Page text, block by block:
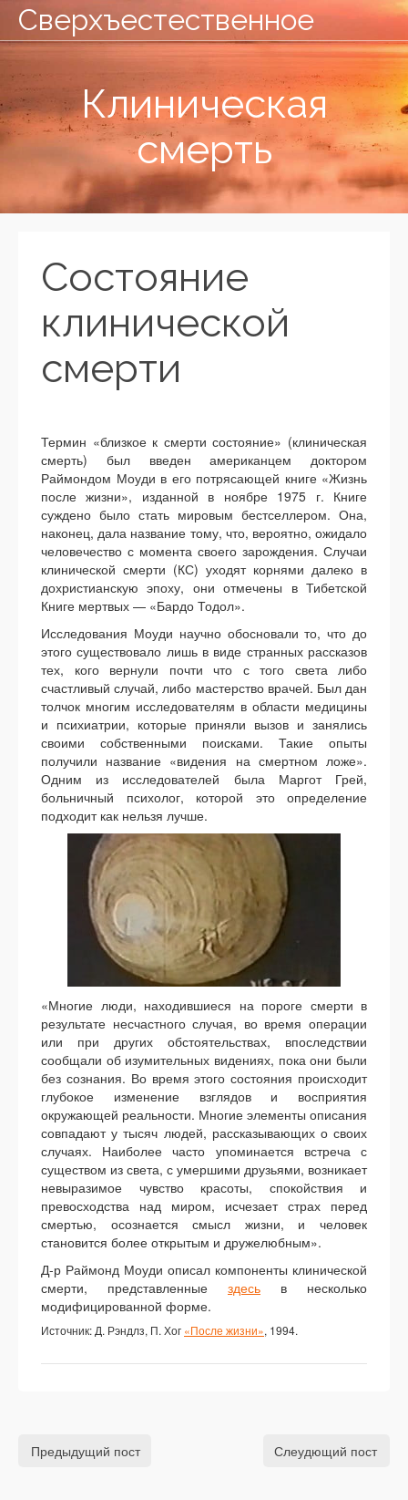
Сверхъестественное
Клиническая
смерть
Состояние
клинической
смерти
Термин «близкое к смерти состояние» (клиническая
смерть) был введен американцем доктором
Раймондом Моуди в его потрясающей книге «Жизнь
после жизни», изданной в ноябре 1975 г. Книге
суждено было стать мировым бестселлером. Она,
наконец, дала название тому, что, вероятно, ожидало
человечество с момента своего зарождения. Случаи
клинической смерти (КС) уходят корнями далеко в
дохристианскую эпоху, они отмечены в Тибетской
Книге мертвых — «Бардо Тодол».
Исследования Моуди научно обосновали то, что до
этого существовало лишь в виде странных рассказов
тех, кого вернули почти что с того света либо
счастливый случай, либо мастерство врачей. Был дан
толчок многим исследователям в области медицины
и психиатрии, которые приняли вызов и занялись
своими собственными поисками. Такие опыты
получили название «видения на смертном ложе».
Одним из исследователей была Маргот Грей,
больничный психолог, которой это определение
подходит как нельзя лучше.
«Многие люди, находившиеся на пороге смерти в
результате несчастного случая, во время операции
или при других обстоятельствах, впоследствии
сообщали об изумительных видениях, пока они были
без сознания. Во время этого состояния происходит
глубокое изменение взглядов и восприятия
окружающей реальности. Многие элементы описания
совпадают у тысяч людей, рассказывающих о своих
случаях. Наиболее часто упоминается встреча с
существом из света, с умершими друзьями, возникает
невыразимое чувство красоты, спокойствия и
превосходства над миром, исчезает страх перед
смертью, осознается смысл жизни, и человек
становится более открытым и дружелюбным».
Д-р Раймонд Моуди описал компоненты клинической
смерти, представленные здесь в несколько
модифицированной форме.
Источник: Д. Рэндлз, П. Хог «После жизни», 1994.
Предыдущий пост Слеудющий пост